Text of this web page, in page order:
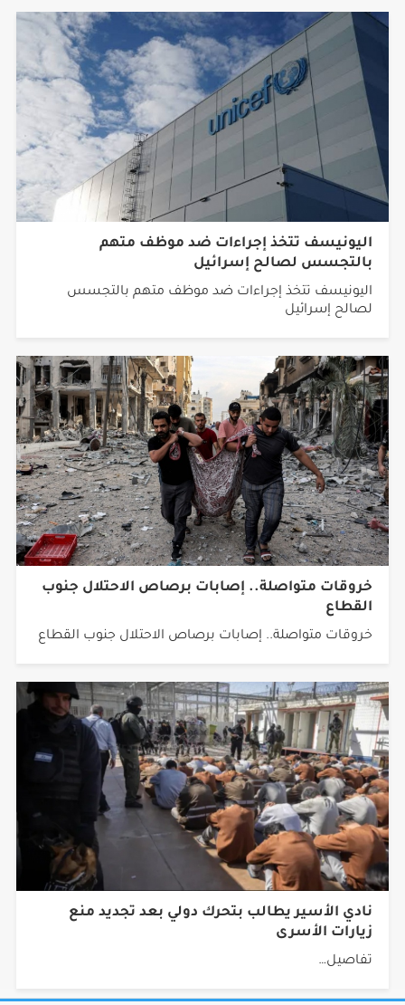
اليونيسف تتخذ إجراءات ضد موظف متهم
بالتجسس لصالح إسرائيل
اليونيسف تتخذ إجراءات ضد موظف متهم بالتجسس
لصالح إسرائيل
خروقات متواصلة.. إصابات برصاص الاحتلال جنوب
القطاع
خروقات متواصلة.. إصابات برصاص الاحتلال جنوب القطاع
نادي الأسير يطالب بتحرك دولي بعد تجديد منع
زيارات الأسرى
تفاصيل…
جميع الحقوق محفوظة © 2026 شبكة أجيال.